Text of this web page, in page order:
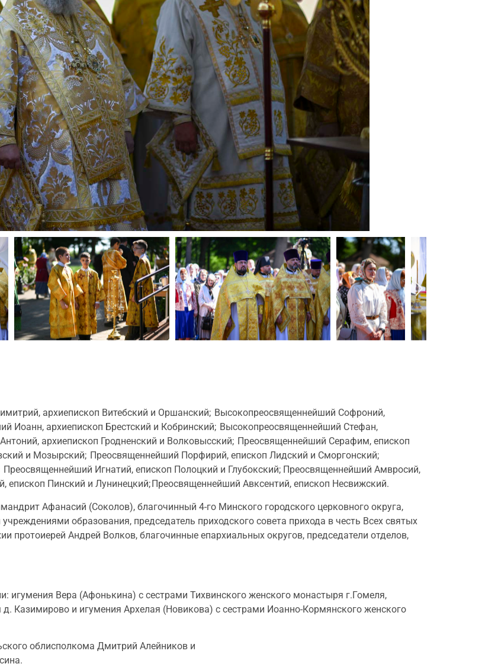
архиепископ Витебский и Оршанский; Высокопреосвященнейший Софроний,
Иоанн, архиепископ Брестский и Кобринский; Высокопреосвященнейший Стефан,
архиепископ Гродненский и Волковысский; Преосвященнейший Серафим, епископ
и Мозырский; Преосвященнейший Порфирий, епископ Лидский и Сморгонский;
Игнатий, епископ Полоцкий и Глубокский; Преосвященнейший Амвросий,
Пинский и Лунинецкий; Преосвященнейший Авксентий, епископ Несвижский.
Афанасий (Соколов), благочинный 4-го Минского городского церковного округа,
образования, председатель приходского совета прихода в честь Всех святых
протоиерей Андрей Волков, благочинные епархиальных округов, председатели отделов,
игумения Вера (Афонькина) с сестрами Тихвинского женского монастыря г.Гомеля,
Казимирово и игумения Архелая (Новикова) с сестрами Иоанно-Кормянского женского
облисполкома Дмитрий Алейников и